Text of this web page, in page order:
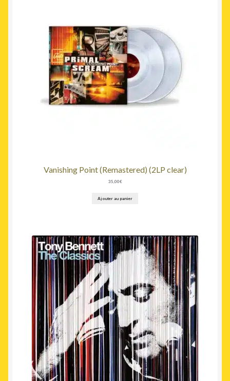
Vanishing Point (Remastered) (2LP clear)
35,00€
Ajouter au panier